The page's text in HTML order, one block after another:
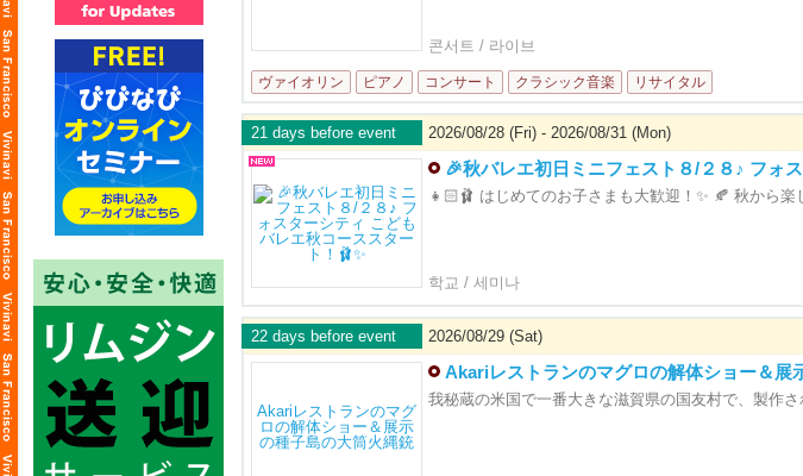
콘서트 / 라이브
ヴァイオリン ピアノ コンサート クラシック音楽 リサイタル
21 days before event 2026/08/28 (Fri) - 2026/08/31 (Mon)
🎉秋バレエ初日ミニフェスト８/２８♪ フォ
👧🏻🩰 はじめてのお子さまも大歓迎！✨ 🍂 秋から
학교 / 세미나
22 days before event 2026/08/29 (Sat)
Akariレストランのマグロの解体ショー＆展
我秘蔵の米国で一番大きな滋賀県の国友村で、製作